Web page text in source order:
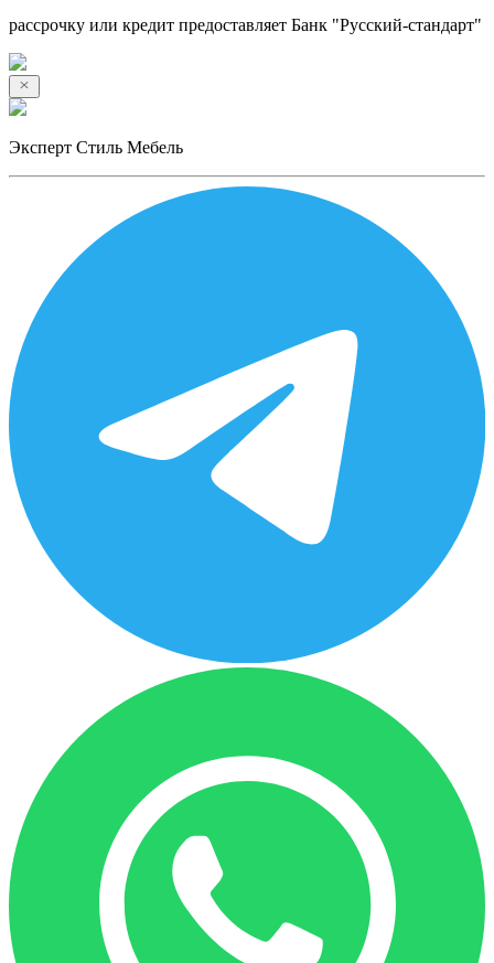
рассрочку или кредит предоставляет Банк "Русский-стандарт"
Эксперт Стиль Мебель